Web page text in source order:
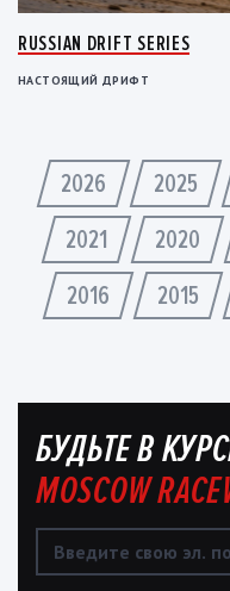
RUSSIAN DRIFT SERIES
НАСТОЯЩИЙ ДРИФТ
2026 2025
2021
2020
2016
2015
БУДЬТЕ В
MOSCOW